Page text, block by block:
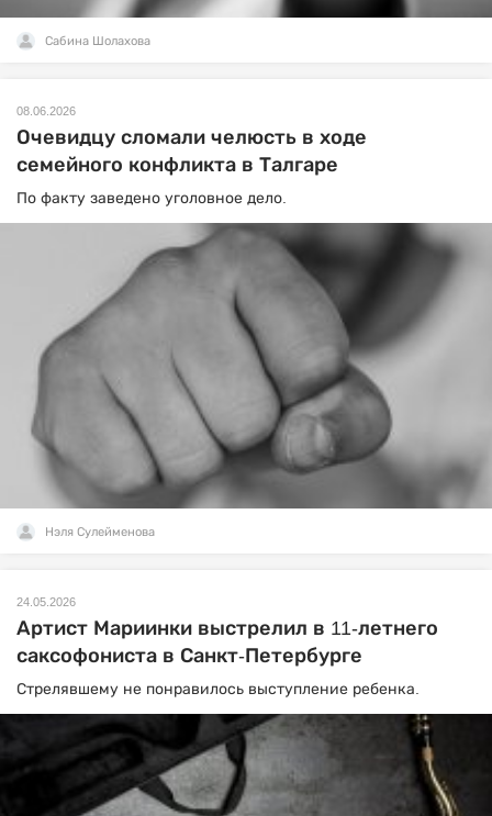
Сабина Шолахова
08.06.2026
Очевидцу сломали челюсть в ходе
семейного конфликта в Талгаре
По факту заведено уголовное дело.
Нэля Сулейменова
24.05.2026
Артист Мариинки выстрелил в 11-летнего
саксофониста в Санкт-Петербурге
Стрелявшему не понравилось выступление ребенка.